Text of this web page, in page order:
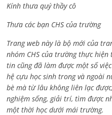
Kính thưa quý thầy cô
Thưa các bạn CHS của trường
Trang web này là bộ mới của
nhóm CHS của trường thực
tin cũng đã làm được một số
hệ cựu học sinh trong và ngoài
bè mà từ lâu không liên lạc
nghiệm sống, giải trí, tìm được
một thời học dưới mái trường.